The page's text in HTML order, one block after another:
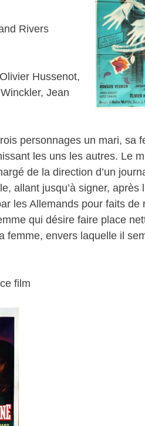
Rivers
Hussenot,
Jean
personnages un mari, sa
les uns les autres. Le
de la direction d’un
allant jusqu’à signer, après
les Allemands pour faits de
qui désire faire place
femme, envers laquelle il
film